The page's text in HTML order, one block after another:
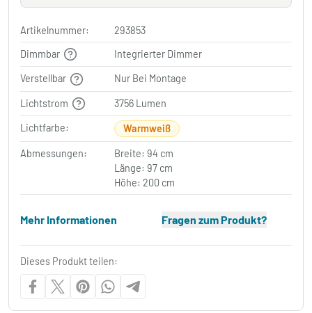
Artikelnummer:
293853
Dimmbar
Integrierter Dimmer
Verstellbar Nur Bei Montage
Lichtstrom 3756 Lumen
Lichtfarbe: Warmweiß
Abmessungen:
Breite: 94 cm
Länge: 97 cm
Höhe: 200 cm
Mehr Informationen Fragen zum Produkt?
Dieses Produkt teilen: